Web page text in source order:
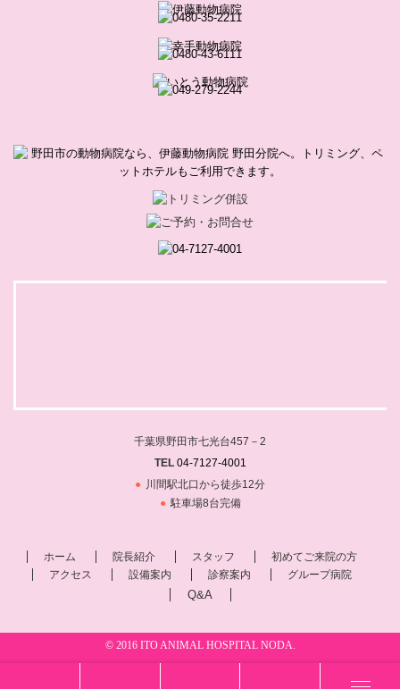
千葉県野田市七光台457－2
TEL 04-7127-4001
川間駅北口から徒歩12分
駐車場8台完備
ホーム 院長紹介 スタッフ
初めてご来院の方
アクセス
設備案内 診察案内 グループ病院
Q&A
© 2016 ITO ANIMAL HOSPITAL NODA.